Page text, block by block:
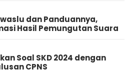
dan Panduannya,
Hasil Pemungutan Suara
Soal SKD 2024 dengan
CPNS